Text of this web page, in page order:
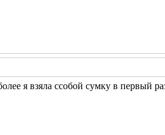
я взяла ссобой сумку в первый